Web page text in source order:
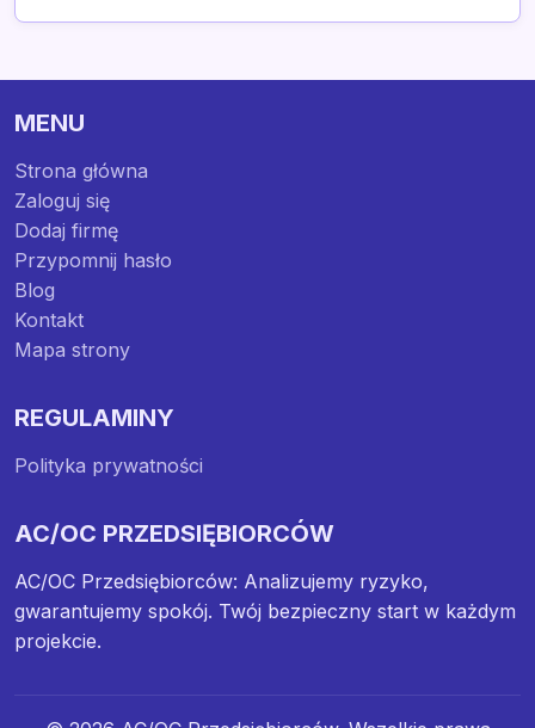
MENU
Strona główna
Zaloguj się
Dodaj firmę
Przypomnij hasło
Blog
Kontakt
Mapa strony
REGULAMINY
Polityka prywatności
AC/OC PRZEDSIĘBIORCÓW
AC/OC Przedsiębiorców: Analizujemy ryzyko,
gwarantujemy spokój. Twój bezpieczny start w każdym
projekcie.